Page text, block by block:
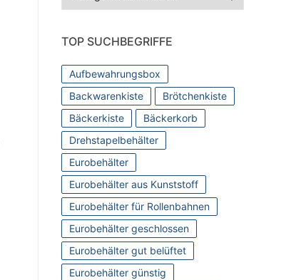
TOP SUCHBEGRIFFE
Aufbewahrungsbox
Backwarenkiste
Brötchenkiste
Bäckerkiste
Bäckerkorb
Drehstapelbehälter
Eurobehälter
Eurobehälter aus Kunststoff
Eurobehälter für Rollenbahnen
Eurobehälter geschlossen
Eurobehälter gut belüftet
Eurobehälter günstig